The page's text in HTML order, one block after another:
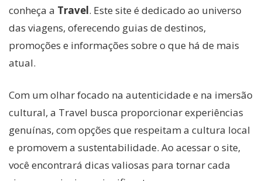
conheça a Travel. Este site é dedicado ao universo
das viagens, oferecendo guias de destinos,
promoções e informações sobre o que há de mais
atual.
Com um olhar focado na autenticidade e na imersão
cultural, a Travel busca proporcionar experiências
genuínas, com opções que respeitam a cultura local
e promovem a sustentabilidade. Ao acessar o site,
você encontrará dicas valiosas para tornar cada